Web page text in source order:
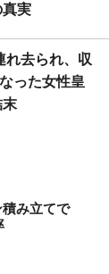
真実
れ去られ、収
った女性皇
末
み立てで